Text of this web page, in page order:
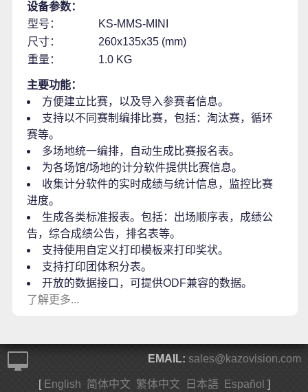
设备参数：
型号：
KS-MMS-MINI
尺寸：
260x135x35 (mm)
重量：
1.0 KG
主要功能：
方便建立比赛，以及导入参赛者信息。
支持以不同赛制编排比赛，包括：淘汰赛，循环
赛等。
多场地统一编排，自动生成比赛报名表。
为各场馆/场地的计分软件提供比赛信息。
收集计分软件的实时成绩与统计信息，监控比赛
进度。
生成各类标准报表。包括：出场顺序表，成绩公
告，综合成绩公告，排名表等。
支持使用自定义打印模板来打印奖状。
支持打印团体积分表。
开放的数据接口，可提供ODF兼容的数据。
了解更多...
EMAIL: sales@kazovision.com
[ English 简体中文 繁体中文 日本語 Español ]